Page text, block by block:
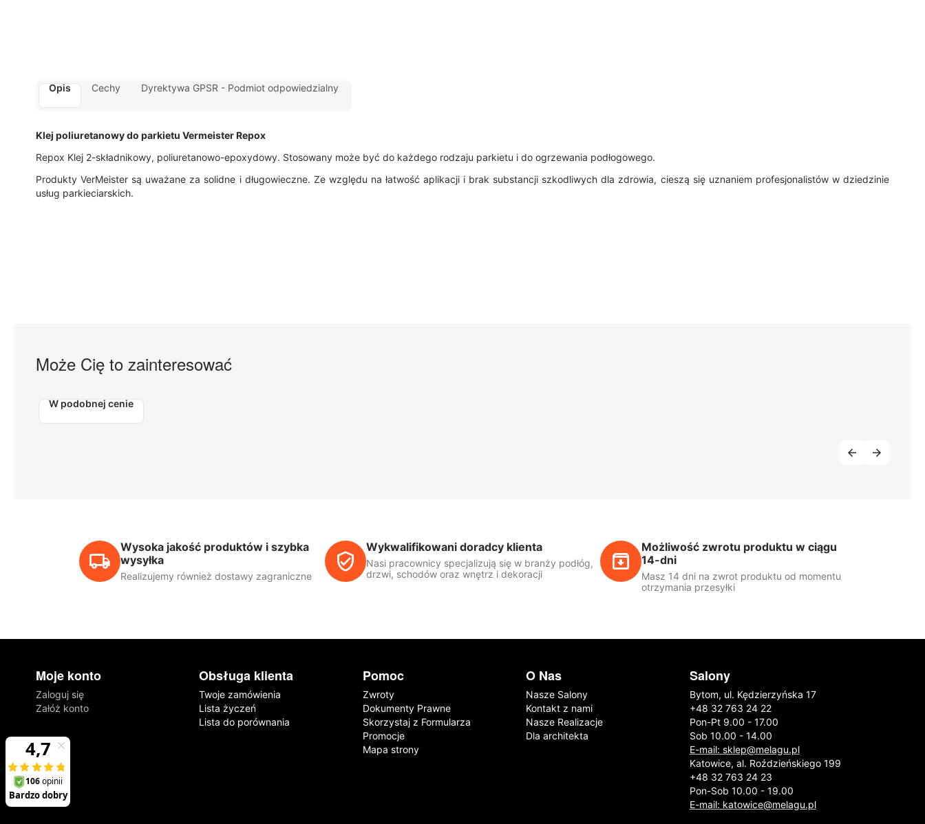
Opis Cechy Dyrektywa GPSR - Podmiot odpowiedzialny
Klej poliuretanowy do parkietu Vermeister Repox
Repox Klej 2-składnikowy, poliuretanowo-epoxydowy. Stosowany może być do każdego rodzaju parkietu i do ogrzewania podłogowego.
Produkty VerMeister są uważane za solidne i długowieczne. Ze względu na łatwość aplikacji i brak substancji szkodliwych dla zdrowia, cieszą się uznaniem profesjonalistów w dziedzinie
usług parkieciarskich.
Może Cię to zainteresować
W podobnej cenie
Wysoka jakość produktów i szybka
wysyłka
Realizujemy również dostawy zagraniczne
Wykwalifikowani doradcy klienta
Nasi pracownicy specjalizują się w branży podłóg,
drzwi, schodów oraz wnętrz i dekoracji
Możliwość zwrotu produktu w ciągu
14-dni
Masz 14 dni na zwrot produktu od momentu
otrzymania przesyłki
Moje konto
Zaloguj się
Załóż konto
Obsługa klienta
Twoje zamówienia
Lista życzeń
Lista do porównania
Pomoc
Zwroty
Dokumenty Prawne
Skorzystaj z Formularza
Promocje
Mapa strony
O Nas
Nasze Salony
Kontakt z nami
Nasze Realizacje
Dla architekta
Salony
Bytom, ul. Kędzierzyńska 17
+48 32 763 24 22
Pon-Pt 9.00 - 17.00
Sob 10.00 - 14.00
E-mail: sklep@melagu.pl
Katowice, al. Roździeńskiego 199
+48 32 763 24 23
Pon-Sob 10.00 - 19.00
E-mail: katowice@melagu.pl